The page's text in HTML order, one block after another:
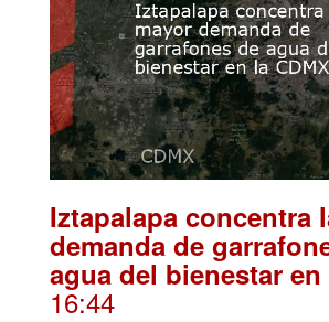
Iztapalapa concentra
demanda de
agua del bienestar en
16:44